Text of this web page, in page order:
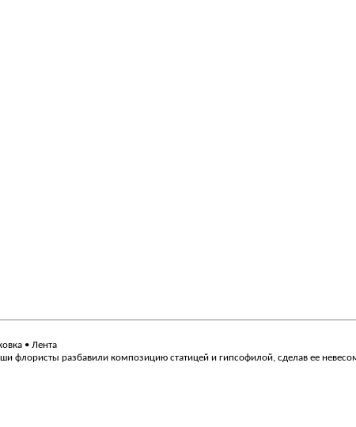
• Лента
флористы разбавили композицию статицей и гипсофилой, сделав ее